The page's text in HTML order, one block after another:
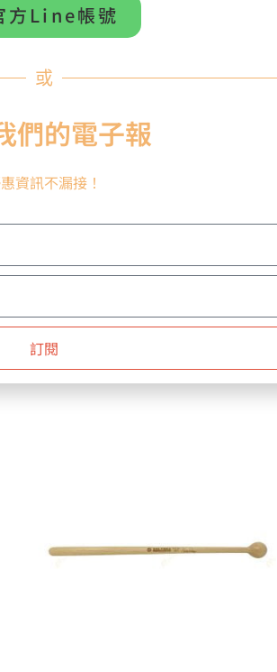
【INNOVATIVE】BT-7 竹柄系列定音
鼓棒 ULTRA STACCATO
方Line帳號
或
們的電子報
資訊不漏接！
訂閱